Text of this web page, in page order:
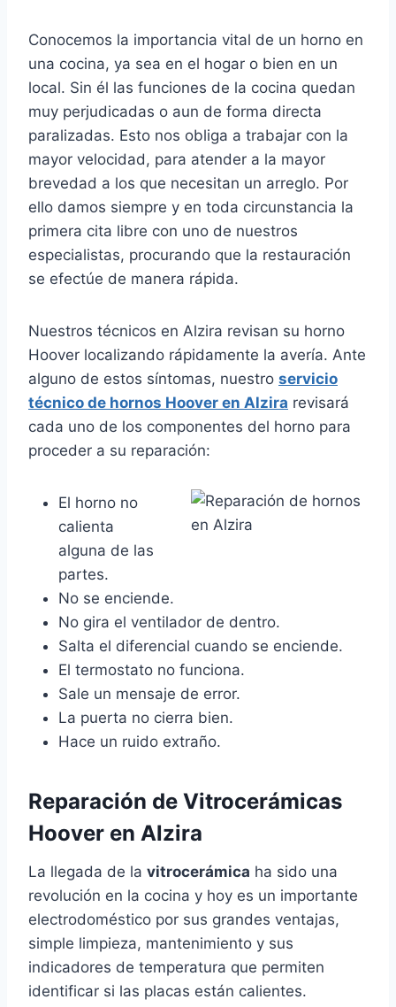
Conocemos la importancia vital de un horno en
una cocina, ya sea en el hogar o bien en un
local. Sin él las funciones de la cocina quedan
muy perjudicadas o aun de forma directa
paralizadas. Esto nos obliga a trabajar con la
mayor velocidad, para atender a la mayor
brevedad a los que necesitan un arreglo. Por
ello damos siempre y en toda circunstancia la
primera cita libre con uno de nuestros
especialistas, procurando que la restauración
se efectúe de manera rápida.
Nuestros técnicos en Alzira revisan su horno
Hoover localizando rápidamente la avería. Ante
alguno de estos síntomas, nuestro servicio
técnico de hornos Hoover en Alzira revisará
cada uno de los componentes del horno para
proceder a su reparación:
El horno no
calienta
alguna de las
partes.
No se enciende.
No gira el ventilador de dentro.
Salta el diferencial cuando se enciende.
El termostato no funciona.
Sale un mensaje de error.
La puerta no cierra bien.
Hace un ruido extraño.
Reparación de Vitrocerámicas
Hoover en Alzira
La llegada de la vitrocerámica ha sido una
revolución en la cocina y hoy es un importante
electrodoméstico por sus grandes ventajas,
simple limpieza, mantenimiento y sus
indicadores de temperatura que permiten
identificar si las placas están calientes.